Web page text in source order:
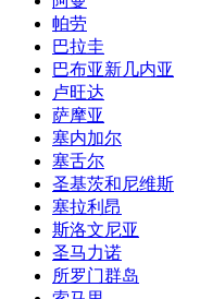
帕劳
巴拉圭
巴布亚新几内亚
卢旺达
萨摩亚
塞内加尔
塞舌尔
圣基茨和尼维斯
塞拉利昂
斯洛文尼亚
圣马力诺
所罗门群岛